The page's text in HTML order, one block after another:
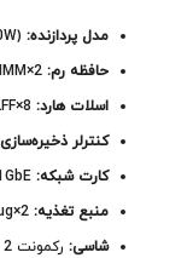
مدل پردازنده:
حافظه رم:
اسلات‌ هارد:
کنترلر
کارت شبکه:
منبع تغذیه:
شاسی: رکمونت 2 یونیت